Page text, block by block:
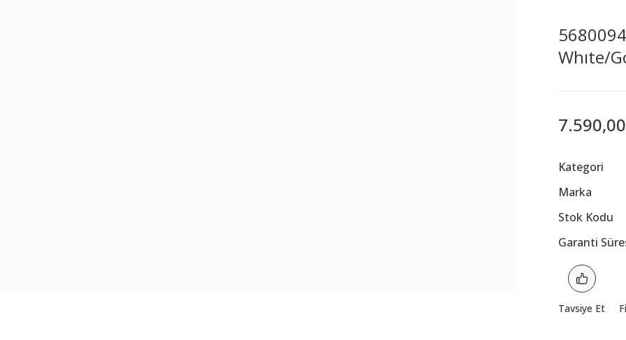
Whıte/
Kategori
Marka
Stok Kodu
Garanti
Tavsiye Et